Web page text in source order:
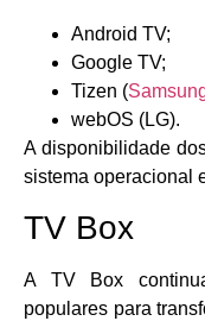
Android TV;
Google TV;
Tizen (
webOS (LG).
A disponibilidade
sistema operacional
TV Box
A TV Box
populares para